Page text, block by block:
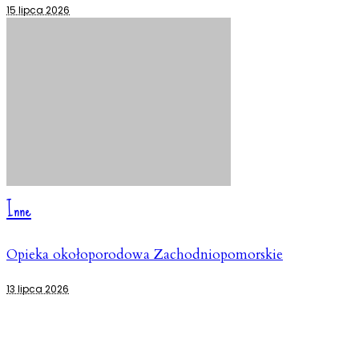
15 lipca 2026
Inne
Opieka okołoporodowa Zachodniopomorskie
13 lipca 2026